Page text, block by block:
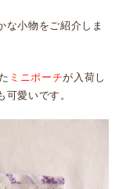
な小物をご紹介しま
ミニポーチが入荷し
愛いです。